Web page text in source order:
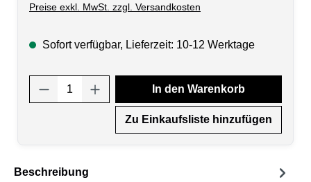
Preise exkl. MwSt. zzgl. Versandkosten
Sofort verfügbar, Lieferzeit: 10-12 Werktage
Produkt Anzahl: Gib den gewünschten
In den Warenkorb
Zu Einkaufsliste hinzufügen
Beschreibung